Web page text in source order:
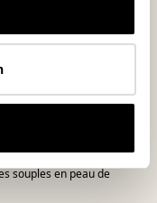
Varberg, tailles
souples en peau de